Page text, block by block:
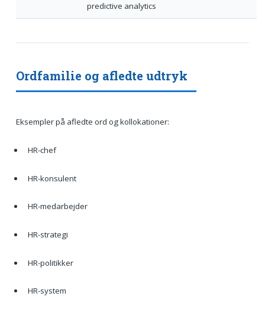
predictive analytics
Ordfamilie og afledte udtryk
Eksempler på afledte ord og kollokationer:
HR-chef
HR-konsulent
HR-medarbejder
HR-strategi
HR-politikker
HR-system